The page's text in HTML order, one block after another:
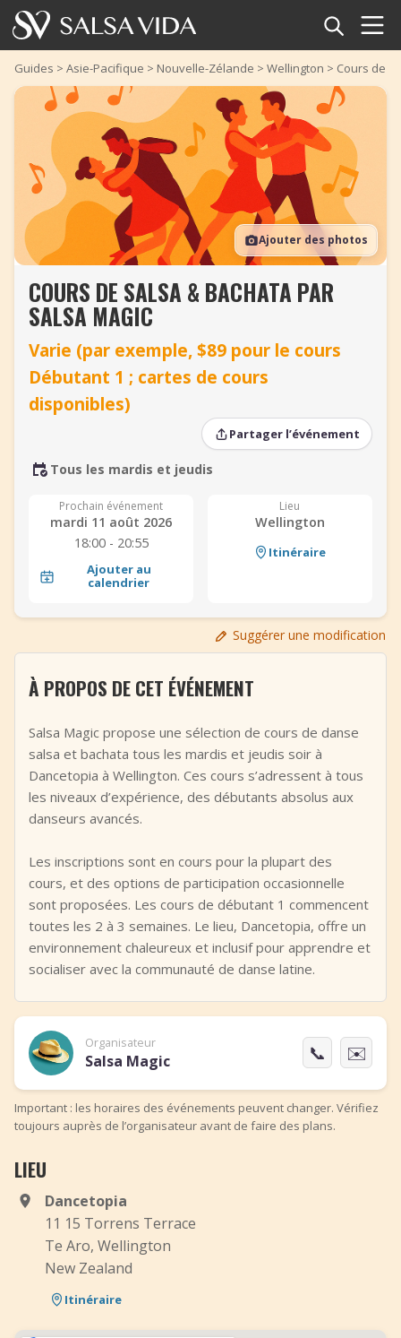
Accueil
Événements
Actualités
Articles
Vidéos
Glossaire
TuneTempo
Guides > Asie-Pacifique > Nouvelle-Zélande > Wellington > Cours de
Ajouter des photos
COURS DE SALSA & BACHATA PAR
SALSA MAGIC
Varie (par exemple, $89 pour le cours
Débutant 1 ; cartes de cours
disponibles)
Partager l’événement
Tous les mardis et jeudis
Prochain événement
mardi 11 août 2026
18:00 - 20:55
Ajouter au
calendrier
Lieu
Wellington
Itinéraire
Suggérer une modification
À PROPOS DE CET ÉVÉNEMENT
Salsa Magic propose une sélection de cours de danse
salsa et bachata tous les mardis et jeudis soir à
Dancetopia à Wellington. Ces cours s’adressent à tous
les niveaux d’expérience, des débutants absolus aux
danseurs avancés.
Les inscriptions sont en cours pour la plupart des
cours, et des options de participation occasionnelle
sont proposées. Les cours de débutant 1 commencent
toutes les 2 à 3 semaines. Le lieu, Dancetopia, offre un
environnement chaleureux et inclusif pour apprendre et
socialiser avec la communauté de danse latine.
Organisateur
Salsa Magic 📞 ✉️
Important : les horaires des événements peuvent changer. Vérifiez
toujours auprès de l’organisateur avant de faire des plans.
LIEU
Dancetopia
11 15 Torrens Terrace
Te Aro, Wellington
New Zealand
Itinéraire